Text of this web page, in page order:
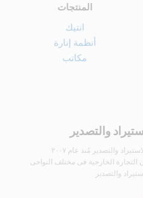
المنتجات
انتيك
أنظمة إنارة
مكاتب
والتصدير
والتصدير مُنذ عام ٢٠٠٧
الخارجية فى مختلف النواحى
والتصدير